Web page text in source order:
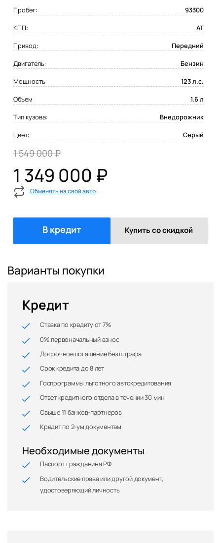
Пробег:
93300
КПП:
AT
Привод:
Передний
Двигатель:
Бензин
Мощность:
123 л.с.
Объем
1.6 л
Тип кузова:
Внедорожник
Цвет:
Серый
1 549 000 ₽
1 349 000 ₽
Обменять на свой авто
В кредит Купить со скидкой
Варианты покупки
Кредит
Ставка по кредиту от 7%
0% первоначальный взнос
Досрочное погашение без штрафа
Срок кредита до 8 лет
Госпрограммы льготного автокредитования
Ответ кредитного отдела в течении 30 мин
Свыше 11 банков-партнеров
Кредит по 2-ум документам
Необходимые документы
Паспорт гражданина РФ
Водительские права или другой документ,
удостоверяющий личность